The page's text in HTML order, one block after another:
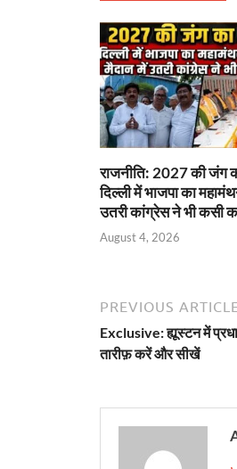
k
राजनीति: 2027 की जंग
दिल्ली में भाजपा का
उतरी कांग्रेस ने भी कसी
August 4, 2026
PREVIOUS ARTICLE
Exclusive: ह्यूस्टन में
तारीफ़ करें और सीखें